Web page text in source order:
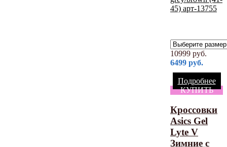
10999 руб.
6499 руб.
Подробнее
КУПИТЬ
Кроссовки
Asics Gel
Lyte V
Зимние с